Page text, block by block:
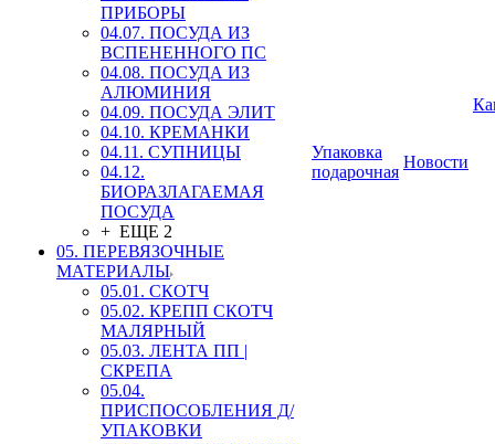
ПРИБОРЫ
04.07. ПОСУДА ИЗ
ВСПЕНЕННОГО ПС
04.08. ПОСУДА ИЗ
АЛЮМИНИЯ
04.09. ПОСУДА ЭЛИТ
04.10. КРЕМАНКИ
04.11. СУПНИЦЫ
04.12.
БИОРАЗЛАГАЕМАЯ
ПОСУДА
+ ЕЩЕ 2
05. ПЕРЕВЯЗОЧНЫЕ
МАТЕРИАЛЫ
05.01. СКОТЧ
05.02. КРЕПП СКОТЧ
МАЛЯРНЫЙ
05.03. ЛЕНТА ПП |
СКРЕПА
05.04.
ПРИСПОСОБЛЕНИЯ Д/
УПАКОВКИ
Упаковка
подарочная
Новости